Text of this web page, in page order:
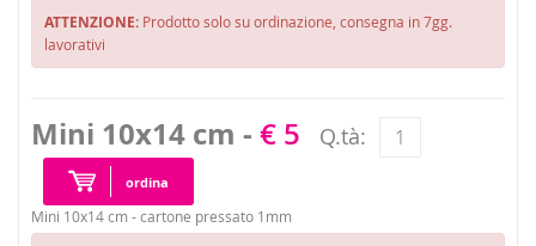
ATTENZIONE: Prodotto solo su ordinazione, consegna in 7gg.
lavorativi
Mini 10x14 cm - € 5 Q.tà:
ordina
Mini 10x14 cm - cartone pressato 1mm